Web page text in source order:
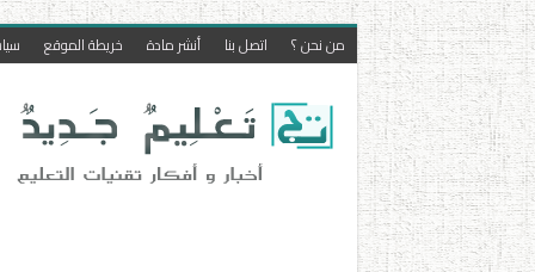
من نحن ؟ اتصل بنا أنشر مادة خريطة الموقع